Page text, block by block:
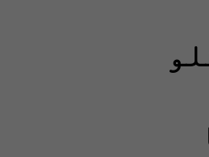
کمیٹی نے 273 کلو